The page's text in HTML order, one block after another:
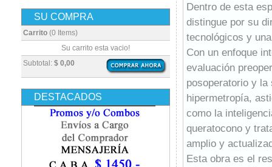
Dermatología
Diagnóstico por Imagen / Radiología
Embriología
Enfermería
Epidemiología
Farmacia / Farmacología
Fisiatría / Kinesiología
Fisiología / Fisiopatología
SU COMPRA
Carrito (0 Items)
Subtotal: $ 0,00
Su carrito esta vacio!
DESTACADOS
Dentro de esta
distingue por su
tecnológicos y
Con un enfoque
evaluación
posoperatorio y
hipermetropía,
como la
queratocono y
amplio y
Esta obra es el